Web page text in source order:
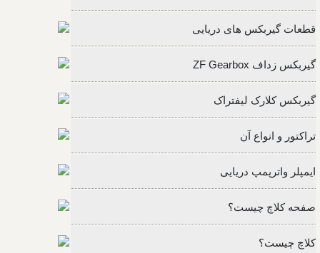
قطعات گیربکس های دریایی
گیربکس زداف ZF Gearbox
گیربکس کلارک لیفتراک
تراکتور و انواع آن
ایمپلر واترپمپ دریایی
صفحه کلاچ چیست؟
کلاچ چیست؟